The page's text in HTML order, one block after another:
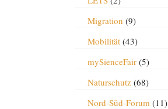
Migration (9)
Mobilität(43)
mySienceFair(5)
Naturschutz(68)
Nord-Süd-Forum(11)